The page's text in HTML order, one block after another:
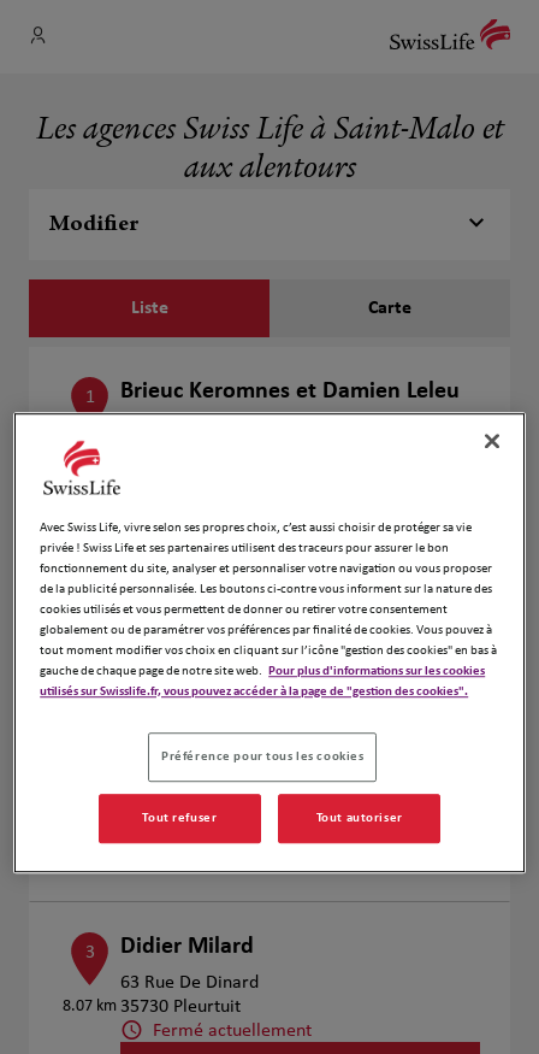
Les agences Swiss Life à Saint-Malo et
aux alentours
Modifier
Liste Carte
1
2.85 km
Brieuc Keromnes et Damien Leleu
Numéro
Voir plus
2 Valentin Vivier
35418 ST MALO
Fermé actuellement
Numéro
Voir plus
3
8.07 km
Didier Milard
63 Rue De Dinard
35730 Pleurtuit
Fermé actuellement
Avec Swiss Life, vivre selon ses propres choix, c’est aussi choisir de protéger sa vie
privée ! Swiss Life et ses partenaires utilisent des traceurs pour assurer le bon
fonctionnement du site, analyser et personnaliser votre navigation ou vous proposer
de la publicité personnalisée. Les boutons ci-contre vous informent sur la nature des
cookies utilisés et vous permettent de donner ou retirer votre consentement
globalement ou de paramétrer vos préférences par finalité de cookies. Vous pouvez à
tout moment modifier vos choix en cliquant sur l’icône "gestion des cookies" en bas à
gauche de chaque page de notre site web. Pour plus d'informations sur les cookies
utilisés sur Swisslife.fr, vous pouvez accéder à la page de "gestion des cookies".
Préférence pour tous les cookies
Tout refuser Tout autoriser